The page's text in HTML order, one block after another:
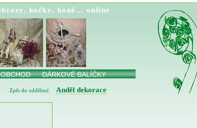
, kočky, koně… online
DÁRKOVÉ BALÍČKY
Zpět do oddělení: Anděl dekorace